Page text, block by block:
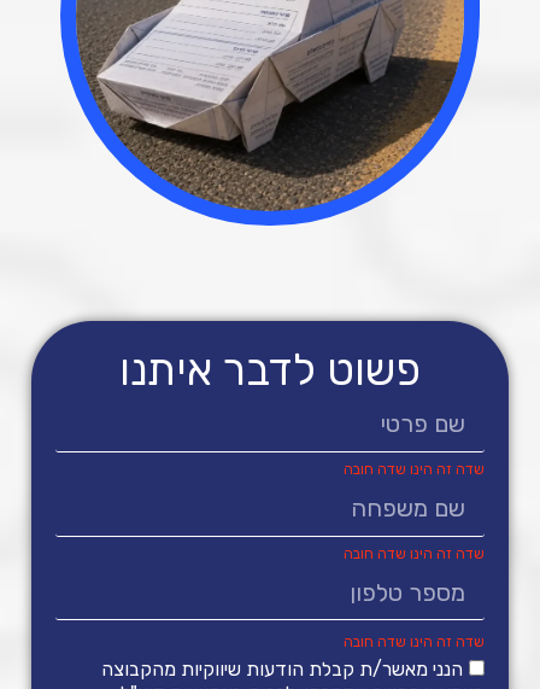
פשוט לדבר איתנו
הנני מאשר/ת קבלת הודעות שיווקיות מהקבוצה